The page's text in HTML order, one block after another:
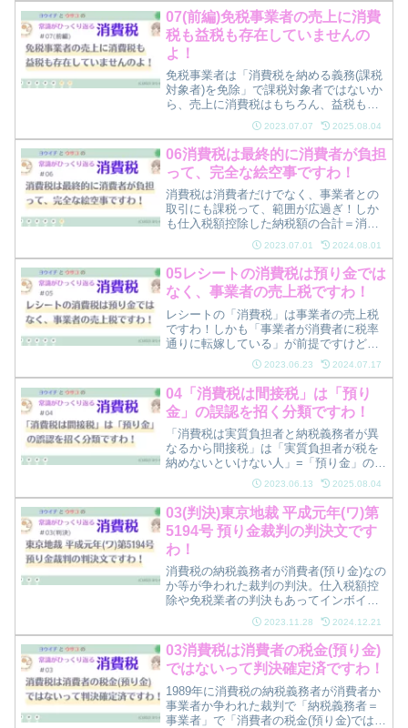
07(前編)免税事業者の売上に消費
税も益税も存在していませんの
よ！
免税事業者は「消費税を納める義務(課税
対象者)を免除」で課税対象者ではないか
ら、売上に消費税はもちろん、益税も存
在しようがなくってよ！2023.07.07 2025.08.04
06消費税は最終的に消費者が負担
って、完全な絵空事ですわ！
消費税は消費者だけでなく、事業者との
取引にも課税って、範囲が広過ぎ！しか
も仕入税額控除した納税額の合計＝消費
者負担額は絵空事ですわ！
2023.07.01 2024.08.01
05レシートの消費税は預り金では
なく、事業者の売上税ですわ！
レシートの「消費税」は事業者の売上税
ですわ！しかも「事業者が消費者に税率
通りに転嫁している」が前提ですけど、
そうとは限りませんのよ！
2023.06.23 2024.07.17
04「消費税は間接税」は「預り
金」の誤認を招く分類ですわ！
「消費税は実質負担者と納税義務者が異
なるから間接税」は「実質負担者が税を
納めないといけない人」=「預り金」の誤
認を招く分類ですわ！2023.06.13 2025.08.04
03(判決)東京地裁 平成元年(ワ)第
5194号 預り金裁判の判決文です
わ！
消費税の納税義務者が消費者(預り金)なの
か等が争われた裁判の判決。仕入税額控
除や免税業者の判決もあってインボイス
制度の理解にもお役立ち！
2023.11.28 2024.12.21
03消費税は消費者の税金(預り金)
ではないって判決確定済ですわ！
1989年に消費税の納税義務者が消費者か
事業者か争われた裁判で「納税義務者＝
事業者」で「消費者の税金(預り金)ではな